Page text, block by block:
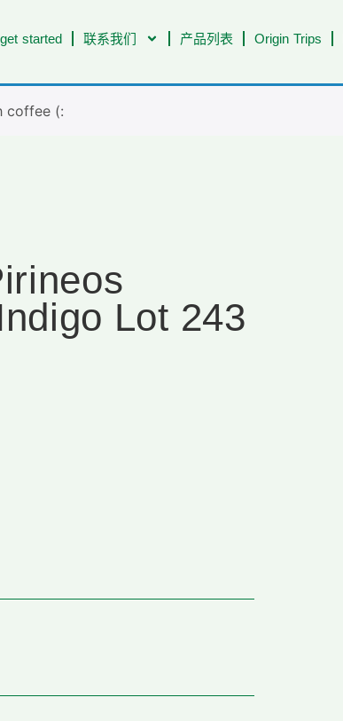
started 联系我们 产品列表 Origin Trips
coffee (:
Lot 243